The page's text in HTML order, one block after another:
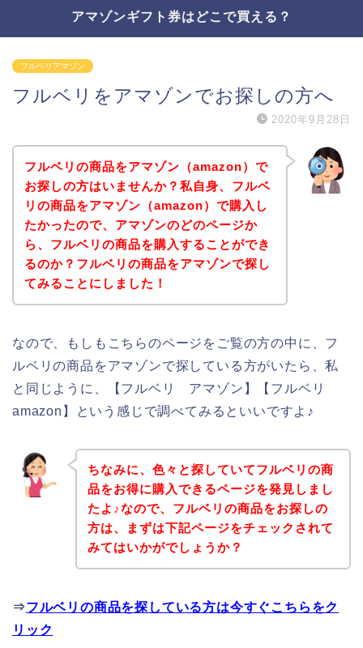
アマゾンギフト券はどこで買える？
フルベリアマゾン
フルベリをアマゾンでお探しの方へ
2020年9月28日
フルベリの商品をアマゾン（amazon）で
お探しの方はいませんか？私自身、フルベ
リの商品をアマゾン（amazon）で購入し
たかったので、アマゾンのどのページか
ら、フルベリの商品を購入することができ
るのか？フルベリの商品をアマゾンで探し
てみることにしました！
なので、もしもこちらのページをご覧の方の中に、フ
ルベリの商品をアマゾンで探している方がいたら、私
と同じように、【フルベリ アマゾン】【フルベリ
amazon】という感じで調べてみるといいですよ♪
ちなみに、色々と探していてフルベリの商
品をお得に購入できるページを発見しまし
たよ♪なので、フルベリの商品をお探しの
方は、まずは下記ページをチェックされて
みてはいかがでしょうか？
⇒フルベリの商品を探している方は今すぐこちらをク
リック